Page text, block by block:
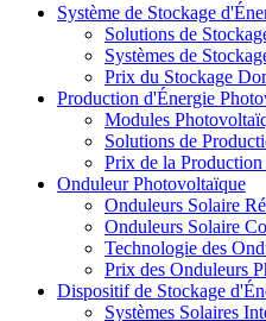
Système de Stockage
Solutions de
Systèmes de
Prix du Stockage
Production d'Énergie
Modules
Solutions de
Prix de la Production
Onduleur Photovoltaïque
Onduleurs Solaire
Onduleurs Solaire
Technologie des
Prix des Onduleurs
Dispositif de Stockage
Systèmes Solaires